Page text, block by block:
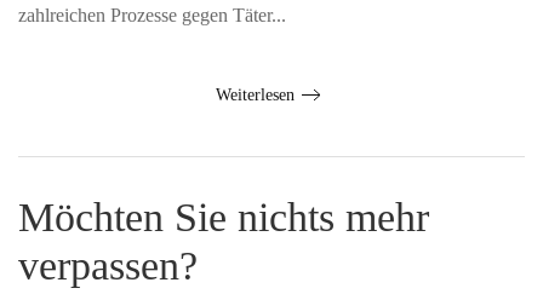
zahlreichen Prozesse gegen Täter...
Weiterlesen
Möchten Sie nichts mehr
verpassen?